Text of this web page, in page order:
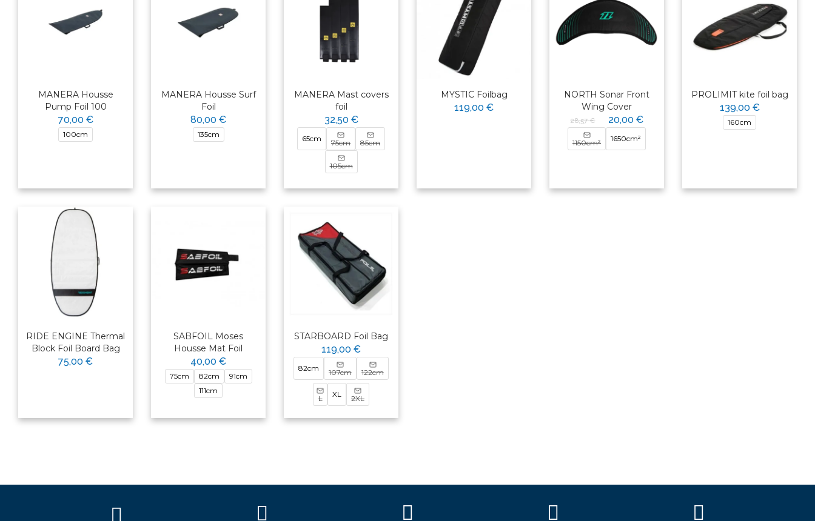
MANERA Housse
Pump Foil 100
70,00 €
100cm
MANERA Housse Surf
Foil
80,00 €
135cm
MANERA Mast covers
foil
32,50 €
65cm 75cm 85cm
105cm
MYSTIC Foilbag
119,00 €
NORTH Sonar Front
Wing Cover
28,57 € 20,00 €
1150cm² 1650cm²
PROLIMIT kite foil bag
139,00 €
160cm
RIDE ENGINE Thermal
Block Foil Board Bag
75,00 €
SABFOIL Moses
Housse Mat Foil
40,00 €
75cm 82cm
91cm
111cm
STARBOARD Foil Bag
119,00 €
82cm 107cm 122cm
L XL 2XL
×